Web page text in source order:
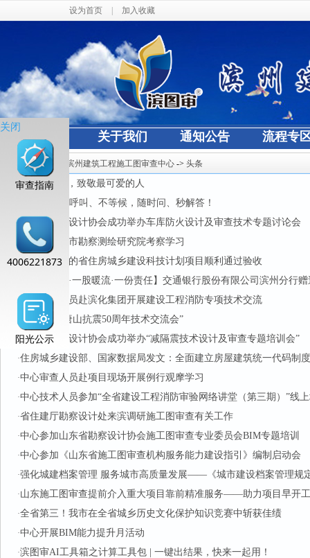
设为首页 加入收藏
网站首页 关于我们 通知公告 流程专
当前位置： 滨州建筑工程施工图审查中心 ->头条
·“八一”慰问，致敬最可爱的人
AI帮办｜免呼叫、不等候，随时问、秒解答！
· 滨州市勘察设计协会成功举办车库防火设计及审查技术专题讨论会
中心赴济南市勘察测绘研究院考察学习
·我中心申报的省住房城乡建设科技计划项目顺利通过验收
【一面锦旗·一股暖流·一份责任】交通银行股份有限公司滨州分行
· 中心技术人员赴滨化集团开展建设工程消防专项技术交流
中心参加“唐山抗震50周年技术交流会”
·滨州市勘察设计协会成功举办“减隔震技术设计及审查专题培训会”
·住房城乡建设部、国家数据局发文：全面建立房屋建筑统一代码制
·中心审查人员赴项目现场开展例行观摩学习
·中心技术人员参加“全省建设工程消防审验网络讲堂（第三期）”线
·省住建厅勘察设计处来滨调研施工图审查有关工作
·中心参加山东省勘察设计协会施工图审查专业委员会BIM专题培训
·中心参加《山东省施工图审查机构服务能力建设指引》编制启动会
·强化城建档案管理 服务城市高质量发展——《城市建设档案管理规
·山东施工图审查提前介入重大项目靠前精准服务——助力项目早开
·全省第三！我市在全省城乡历史文化保护知识竞赛中斩获佳绩
·中心开展BIM能力提升月活动
·滨图审AI工具箱之计算工具包 | 一键出结果，快来一起用！
关闭
审查指南
4006221873
阳光公示